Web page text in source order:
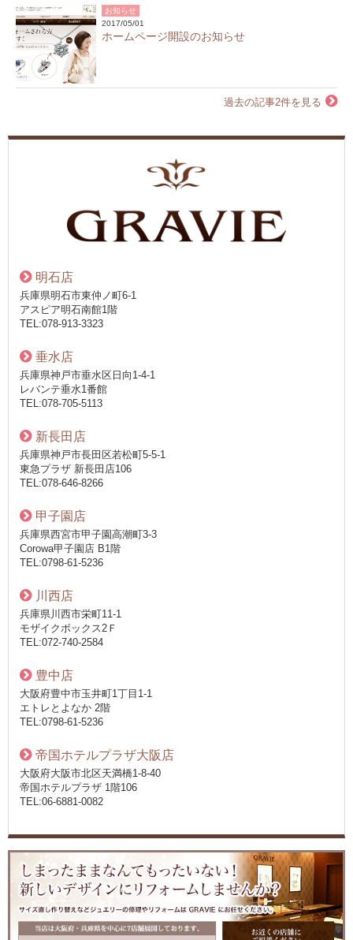
お知らせ
2017/05/01
ホームページ開設のお知らせ
過去の記事2件を見る
明石店
兵庫県明石市東仲ノ町6-1
アスピア明石南館1階
TEL:078-913-3323
垂水店
兵庫県神戸市垂水区日向1-4-1
レバンテ垂水1番館
TEL:078-705-5113
新長田店
兵庫県神戸市長田区若松町5-5-1
東急プラザ 新長田店106
TEL:078-646-8266
甲子園店
兵庫県西宮市甲子園高潮町3-3
Corowa甲子園店 B1階
TEL:0798-61-5236
川西店
兵庫県川西市栄町11-1
モザイクボックス2Ｆ
TEL:072-740-2584
豊中店
大阪府豊中市玉井町1丁目1-1
エトレとよなか 2階
TEL:0798-61-5236
帝国ホテルプラザ大阪店
大阪府大阪市北区天満橋1-8-40
帝国ホテルプラザ 1階106
TEL:06-6881-0082